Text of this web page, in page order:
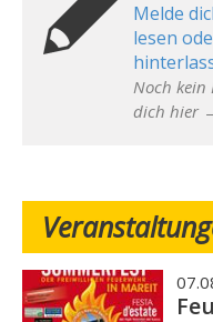
Melde
lesen
Noch kein
dich hier